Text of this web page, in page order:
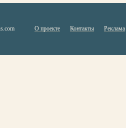
О проекте Контакты Реклама